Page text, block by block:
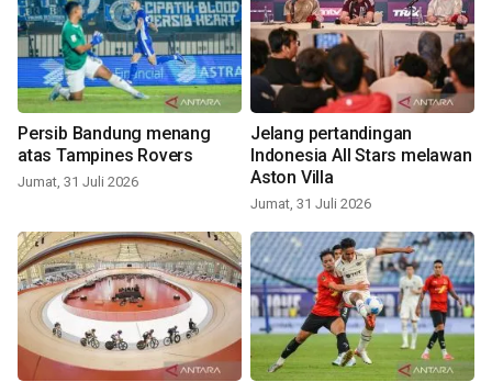
Persib Bandung menang
atas Tampines Rovers
Jumat, 31 Juli 2026
Jelang pertandingan
Indonesia All Stars melawan
Aston Villa
Jumat, 31 Juli 2026